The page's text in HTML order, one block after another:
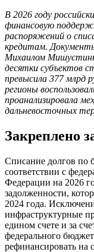
В 2026 году
финансовую
распоряжений о
кредитам.
Михаилом
десятки субъектов
превысила 377 млрд
регионы
проанализировала
дальневосточных
Закреплено
Списание долгов по
соответствии с
Федерации на 2026
задолженности,
2024 года.
инфраструктурные
едином счете и за
федерального
рефинансировать на